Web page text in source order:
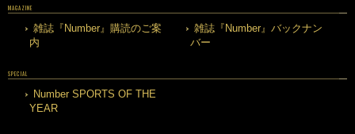
MAGAZINE
雑誌『Number』購読のご案
内
雑誌『Number』バックナン
バー
SPECIAL
Number SPORTS OF THE
YEAR